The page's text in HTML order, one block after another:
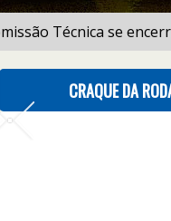
Técnica se
CRAQUE DA